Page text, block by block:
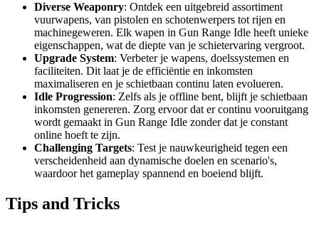
Diverse Weaponry: Ontdek een uitgebreid assortiment
vuurwapens, van pistolen en schotenwerpers tot rijen en
machinegeweren. Elk wapen in Gun Range Idle heeft unieke
eigenschappen, wat de diepte van je schietervaring vergroot.
Upgrade System: Verbeter je wapens, doelssystemen en
faciliteiten. Dit laat je de efficiëntie en inkomsten
maximaliseren en je schietbaan continu laten evolueren.
Idle Progression: Zelfs als je offline bent, blijft je schietbaan
inkomsten genereren. Zorg ervoor dat er continu vooruitgang
wordt gemaakt in Gun Range Idle zonder dat je constant
online hoeft te zijn.
Challenging Targets: Test je nauwkeurigheid tegen een
verscheidenheid aan dynamische doelen en scenario's,
waardoor het gameplay spannend en boeiend blijft.
Tips and Tricks